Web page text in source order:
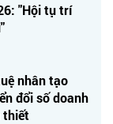
"Hội tụ trí
nhân tạo
đổi số doanh
thiết